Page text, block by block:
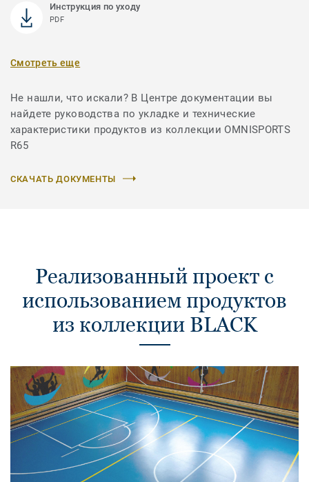
Инструкция по уходу
PDF
Смотреть еще
Не нашли, что искали? В Центре документации вы
найдете руководства по укладке и технические
характеристики продуктов из коллекции OMNISPORTS
R65
СКАЧАТЬ ДОКУМЕНТЫ
Реализованный проект с
использованием продуктов
из коллекции BLACK